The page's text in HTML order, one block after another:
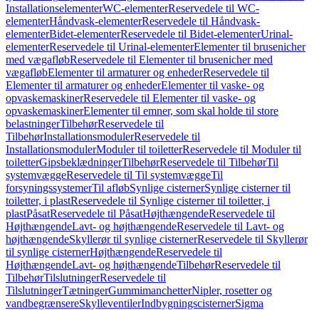
InstallationselementerWC-elementerReservedele til WC-
elementerHåndvask-elementerReservedele til Håndvask-
elementerBidet-elementerReservedele til Bidet-elementerUrinal-
elementerReservedele til Urinal-elementerElementer til brusenicher
med vægafløbReservedele til Elementer til brusenicher med
vægafløbElementer til armaturer og enhederReservedele til
Elementer til armaturer og enhederElementer til vaske- og
opvaskemaskinerReservedele til Elementer til vaske- og
opvaskemaskinerElementer til emner, som skal holde til store
belastningerTilbehørReservedele til
TilbehørInstallationsmodulerReservedele til
InstallationsmodulerModuler til toiletterReservedele til Moduler til
toiletterGipsbeklædningerTilbehørReservedele til TilbehørTil
systemvæggeReservedele til Til systemvæggeTil
forsyningssystemerTil afløbSynlige cisternerSynlige cisterner til
toiletter, i plastReservedele til Synlige cisterner til toiletter, i
plastPåsatReservedele til PåsatHøjthængendeReservedele til
HøjthængendeLavt- og højthængendeReservedele til Lavt- og
højthængendeSkyllerør til synlige cisternerReservedele til Skyllerør
til synlige cisternerHøjthængendeReservedele til
HøjthængendeLavt- og højthængendeTilbehørReservedele til
TilbehørTilslutningerReservedele til
TilslutningerTætningerGummimanchetterNipler, rosetter og
vandbegrænsereSkylleventilerIndbygningscisternerSigma